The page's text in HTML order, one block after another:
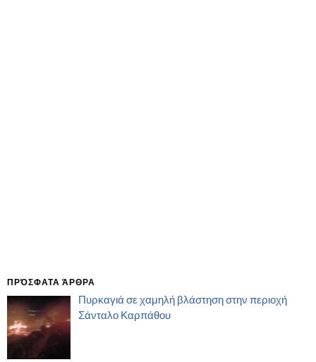
ΠΡΌΣΦΑΤΑ ΆΡΘΡΑ
Πυρκαγιά σε χαμηλή βλάστηση στην περιοχή
Σάνταλο Καρπάθου